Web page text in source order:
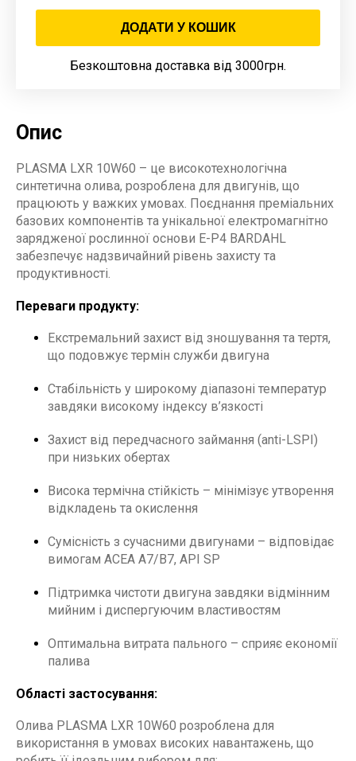
ДОДАТИ У КОШИК
Безкоштовна доставка від 3000грн.
Опис
PLASMA LXR 10W60 – це високотехнологічна
синтетична олива, розроблена для двигунів, що
працюють у важких умовах. Поєднання преміальних
базових компонентів та унікальної електромагнітно
зарядженої рослинної основи E-P4 BARDAHL
забезпечує надзвичайний рівень захисту та
продуктивності.
Переваги продукту:
Екстремальний захист від зношування та тертя,
що подовжує термін служби двигуна
Стабільність у широкому діапазоні температур
завдяки високому індексу в’язкості
Захист від передчасного займання (anti-LSPI)
при низьких обертах
Висока термічна стійкість – мінімізує утворення
відкладень та окислення
Сумісність з сучасними двигунами – відповідає
вимогам ACEA A7/B7, API SP
Підтримка чистоти двигуна завдяки відмінним
мийним і диспергуючим властивостям
Оптимальна витрата пального – сприяє економії
палива
Області застосування:
Олива PLASMA LXR 10W60 розроблена для
використання в умовах високих навантажень, що